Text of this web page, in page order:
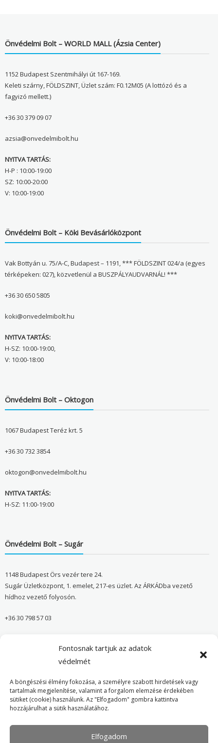
Fontosnak tartjuk az adatok
védelmét
A böngészési élmény fokozása, a személyre szabott hirdetések vagy
tartalmak megjelenítése, valamint a forgalom elemzése érdekében
sütiket (cookie) használunk. Az "Elfogadom" gombra kattintva
hozzájárulhat a sütik használatához.
Elfogadom
Önvédelmi Bolt – WORLD MALL (Ázsia Center)
1152 Budapest Szentmihályi út 167-169.
Keleti szárny, FÖLDSZINT, Üzlet szám: F0.12M05 (A lottózó és a
fagyizó mellett.)
+36 30 379 09 07
azsia@onvedelmibolt.hu
NYITVA TARTÁS:
H-P : 10:00-19:00
SZ: 10:00-20:00
V: 10:00-19:00
Önvédelmi Bolt – Köki Bevásárlóközpont
Vak Bottyán u. 75/A-C, Budapest – 1191, *** FÖLDSZINT 024/a (egyes
térképeken: 027), közvetlenül a BUSZPÁLYAUDVARNÁL! ***
+36 30 650 5805
koki@onvedelmibolt.hu
NYITVA TARTÁS:
H-SZ: 10:00-19:00,
V: 10:00-18:00
Önvédelmi Bolt – Oktogon
1067 Budapest Teréz krt. 5
+36 30 732 3854
oktogon@onvedelmibolt.hu
NYITVA TARTÁS:
H-SZ: 11:00-19:00
Önvédelmi Bolt – Sugár
1148 Budapest Örs vezér tere 24.
Sugár Üzletközpont, 1. emelet, 217-es üzlet. Az ÁRKÁDba vezető
hídhoz vezető folyosón.
+36 30 798 57 03
Önvédelmi Bolt – Főoldal
Adatvédelmi tájékoztató